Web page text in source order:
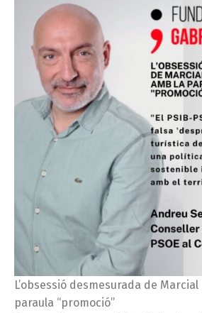
L’obsessió desmesurada de
paraula “promoció”